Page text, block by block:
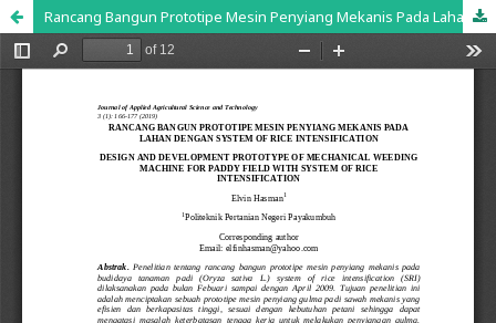
Rancang Bangun Prototipe Mesin Penyiang Mekanis Pada Lahan Dengan System of Rice Intensification